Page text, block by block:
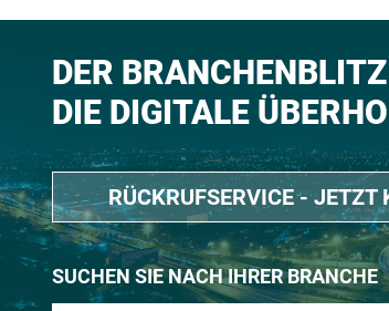
DER
DIE DIGITALE
RÜCKRUFSERVICE - JETZT
SUCHEN SIE NACH IHRER BRANCHE